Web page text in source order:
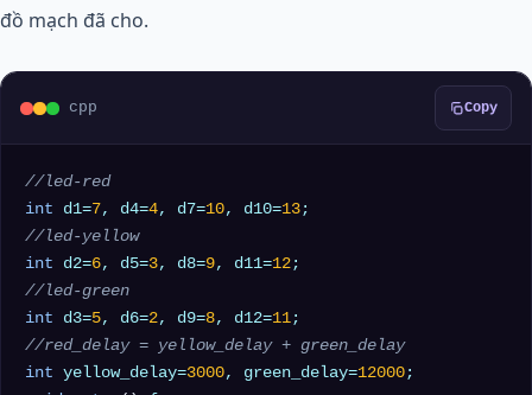
đồ mạch đã cho.
cpp Copy
//led-red
int d1=7, d4=4, d7=10, d10=13
//led-yellow
int d2=6, d5=3, d8=9, d11=12
//led-green
int d3=5, d6=2, d9=8, d12=11
//red_delay = yellow_delay + green_delay
int yellow_delay=3000, green_delay=12000